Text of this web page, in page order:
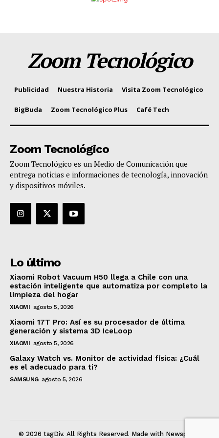
Zoom Tecnológico
Publicidad Nuestra Historia Visita Zoom Tecnológico
BigBuda Zoom Tecnológico Plus Café Tech
Zoom Tecnológico
Zoom Tecnológico es un Medio de Comunicación que
entrega noticias e informaciones de tecnología, innovación
y dispositivos móviles.
Lo último
Xiaomi Robot Vacuum H50 llega a Chile con una
estación inteligente que automatiza por completo la
limpieza del hogar
XIAOMI agosto 5, 2026
Xiaomi 17T Pro: Así es su procesador de última
generación y sistema 3D IceLoop
XIAOMI agosto 5, 2026
Galaxy Watch vs. Monitor de actividad física: ¿Cuál
es el adecuado para ti?
SAMSUNG agosto 5, 2026
© 2026 tagDiv. All Rights Reserved. Made with Newspaper